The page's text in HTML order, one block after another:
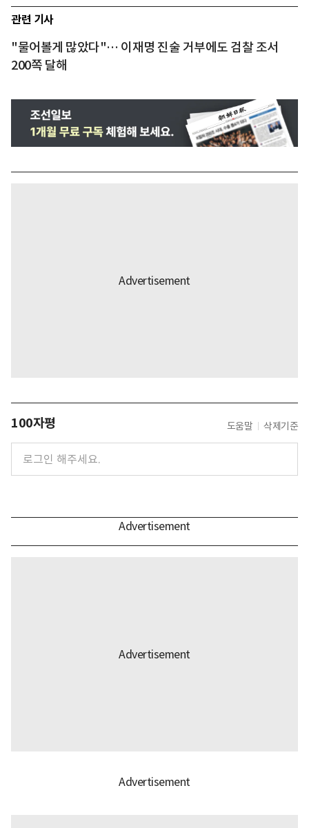
관련 기사
"물어볼게 많았다"… 이재명 진술 거부에도 검찰 조서
200쪽 달해
100자평 도움말 삭제기준